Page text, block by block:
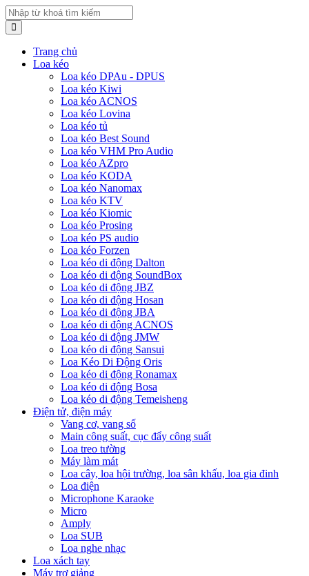
Trang chủ
Loa kéo
Loa kéo DPAu - DPUS
Loa kéo Kiwi
Loa kéo ACNOS
Loa kéo Lovina
Loa kéo tủ
Loa kéo Best Sound
Loa kéo VHM Pro Audio
Loa kéo AZpro
Loa kéo KODA
Loa kéo Nanomax
Loa kéo KTV
Loa kéo Kiomic
Loa kéo Prosing
Loa kéo PS audio
Loa kéo Forzen
Loa kéo di động Dalton
Loa kéo di động SoundBox
Loa kéo di động JBZ
Loa kéo di động Hosan
Loa kéo di động JBA
Loa kéo di động ACNOS
Loa kéo di động JMW
Loa kéo di động Sansui
Loa Kéo Di Động Oris
Loa kéo di động Ronamax
Loa kéo di động Bosa
Loa kéo di động Temeisheng
Điện tử, điện máy
Vang cơ, vang số
Main công suất, cục đẩy công suất
Loa treo tường
Máy làm mát
Loa cây, loa hội trường, loa sân khấu, loa gia đinh
Loa điện
Microphone Karaoke
Micro
Amply
Loa SUB
Loa nghe nhạc
Loa xách tay
Máy trợ giảng